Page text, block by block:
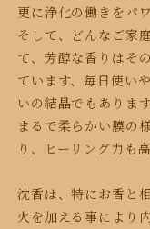
更に浄化の働きをパ
そして、どんなご家
て、芳醇な香りはそ
ています、毎日使い
いの結晶でもあります
まるで柔らかい膜の
り、ヒーリング力も
沈香は、特にお香と
火を加える事により